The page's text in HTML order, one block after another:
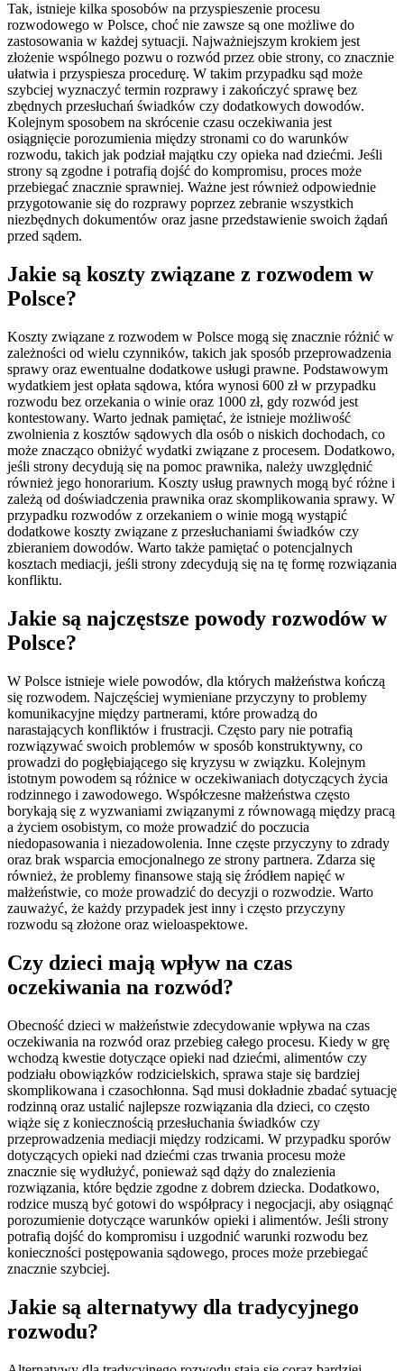
Tak, istnieje kilka sposobów na przyspieszenie procesu
rozwodowego w Polsce, choć nie zawsze są one możliwe do
zastosowania w każdej sytuacji. Najważniejszym krokiem jest
złożenie wspólnego pozwu o rozwód przez obie strony, co znacznie
ułatwia i przyspiesza procedurę. W takim przypadku sąd może
szybciej wyznaczyć termin rozprawy i zakończyć sprawę bez
zbędnych przesłuchań świadków czy dodatkowych dowodów.
Kolejnym sposobem na skrócenie czasu oczekiwania jest
osiągnięcie porozumienia między stronami co do warunków
rozwodu, takich jak podział majątku czy opieka nad dziećmi. Jeśli
strony są zgodne i potrafią dojść do kompromisu, proces może
przebiegać znacznie sprawniej. Ważne jest również odpowiednie
przygotowanie się do rozprawy poprzez zebranie wszystkich
niezbędnych dokumentów oraz jasne przedstawienie swoich żądań
przed sądem.
Jakie są koszty związane z rozwodem w
Polsce?
Koszty związane z rozwodem w Polsce mogą się znacznie różnić w
zależności od wielu czynników, takich jak sposób przeprowadzenia
sprawy oraz ewentualne dodatkowe usługi prawne. Podstawowym
wydatkiem jest opłata sądowa, która wynosi 600 zł w przypadku
rozwodu bez orzekania o winie oraz 1000 zł, gdy rozwód jest
kontestowany. Warto jednak pamiętać, że istnieje możliwość
zwolnienia z kosztów sądowych dla osób o niskich dochodach, co
może znacząco obniżyć wydatki związane z procesem. Dodatkowo,
jeśli strony decydują się na pomoc prawnika, należy uwzględnić
również jego honorarium. Koszty usług prawnych mogą być różne i
zależą od doświadczenia prawnika oraz skomplikowania sprawy. W
przypadku rozwodów z orzekaniem o winie mogą wystąpić
dodatkowe koszty związane z przesłuchaniami świadków czy
zbieraniem dowodów. Warto także pamiętać o potencjalnych
kosztach mediacji, jeśli strony zdecydują się na tę formę rozwiązania
konfliktu.
Jakie są najczęstsze powody rozwodów w
Polsce?
W Polsce istnieje wiele powodów, dla których małżeństwa kończą
się rozwodem. Najczęściej wymieniane przyczyny to problemy
komunikacyjne między partnerami, które prowadzą do
narastających konfliktów i frustracji. Często pary nie potrafią
rozwiązywać swoich problemów w sposób konstruktywny, co
prowadzi do pogłębiającego się kryzysu w związku. Kolejnym
istotnym powodem są różnice w oczekiwaniach dotyczących życia
rodzinnego i zawodowego. Współczesne małżeństwa często
borykają się z wyzwaniami związanymi z równowagą między pracą
a życiem osobistym, co może prowadzić do poczucia
niedopasowania i niezadowolenia. Inne częste przyczyny to zdrady
oraz brak wsparcia emocjonalnego ze strony partnera. Zdarza się
również, że problemy finansowe stają się źródłem napięć w
małżeństwie, co może prowadzić do decyzji o rozwodzie. Warto
zauważyć, że każdy przypadek jest inny i często przyczyny
rozwodu są złożone oraz wieloaspektowe.
Czy dzieci mają wpływ na czas
oczekiwania na rozwód?
Obecność dzieci w małżeństwie zdecydowanie wpływa na czas
oczekiwania na rozwód oraz przebieg całego procesu. Kiedy w grę
wchodzą kwestie dotyczące opieki nad dziećmi, alimentów czy
podziału obowiązków rodzicielskich, sprawa staje się bardziej
skomplikowana i czasochłonna. Sąd musi dokładnie zbadać sytuację
rodzinną oraz ustalić najlepsze rozwiązania dla dzieci, co często
wiąże się z koniecznością przesłuchania świadków czy
przeprowadzenia mediacji między rodzicami. W przypadku sporów
dotyczących opieki nad dziećmi czas trwania procesu może
znacznie się wydłużyć, ponieważ sąd dąży do znalezienia
rozwiązania, które będzie zgodne z dobrem dziecka. Dodatkowo,
rodzice muszą być gotowi do współpracy i negocjacji, aby osiągnąć
porozumienie dotyczące warunków opieki i alimentów. Jeśli strony
potrafią dojść do kompromisu i uzgodnić warunki rozwodu bez
konieczności postępowania sądowego, proces może przebiegać
znacznie szybciej.
Jakie są alternatywy dla tradycyjnego
rozwodu?